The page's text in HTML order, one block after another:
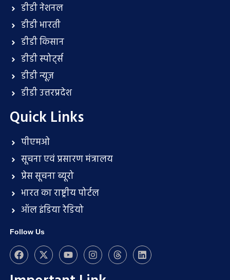
डीडी नेशनल
डीडी भारती
डीडी किसान
डीडी स्पोर्ट्स
डीडी न्यूज़
डीडी उत्तरप्रदेश
Quick Links
पीएमओ
सूचना एवं प्रसारण मंत्रालय
प्रेस सूचना ब्यूरो
भारत का राष्ट्रीय पोर्टल
ऑल इंडिया रेडियो
Follow Us